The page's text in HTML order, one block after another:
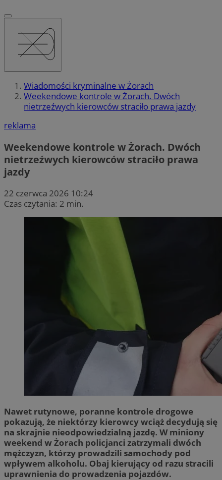
Wiadomości kryminalne w Żorach
Weekendowe kontrole w Żorach. Dwóch
nietrzeźwych kierowców straciło prawa jazdy
reklama
Weekendowe kontrole w Żorach. Dwóch
nietrzeźwych kierowców straciło prawa
jazdy
22 czerwca 2026 10:24
Czas czytania: 2 min.
Nawet rutynowe, poranne kontrole drogowe
pokazują, że niektórzy kierowcy wciąż decydują się
na skrajnie nieodpowiedzialną jazdę. W miniony
weekend w Żorach policjanci zatrzymali dwóch
mężczyzn, którzy prowadzili samochody pod
wpływem alkoholu. Obaj kierujący od razu stracili
uprawnienia do prowadzenia pojazdów.